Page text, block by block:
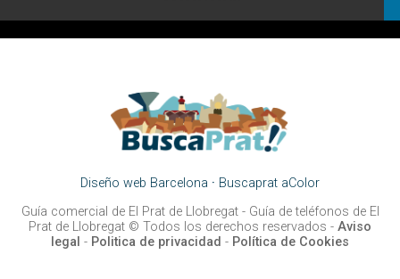
Diseño web Barcelona · Buscaprat aColor
Guía comercial de El Prat de Llobregat - Guía de teléfonos de El
Prat de Llobregat © Todos los derechos reservados - Aviso
legal - Politica de privacidad - Política de Cookies